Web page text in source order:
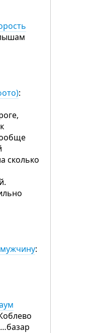
:
сколько
: